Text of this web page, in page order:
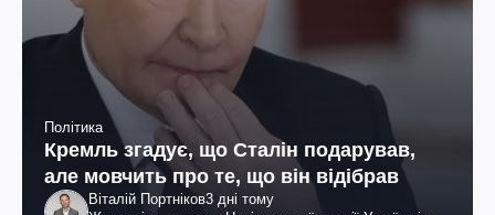
Політика
Кремль згадує, що Сталін подарував,
але мовчить про те, що він відібрав
Віталій Портніков3 дні тому